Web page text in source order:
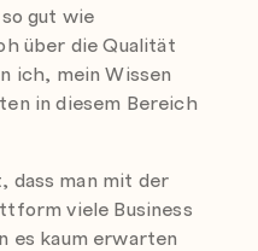
gut wie
über die Qualität
ich, mein Wissen
in diesem Bereich
dass man mit der
viele Business
es kaum erwarten